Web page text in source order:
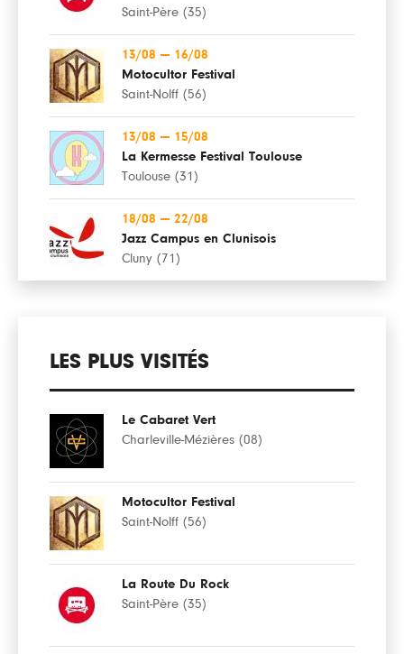
Saint-Père (35)
13/08 — 16/08
Motocultor Festival
Saint-Nolff (56)
13/08 — 15/08
La Kermesse Festival Toulouse
Toulouse (31)
18/08 — 22/08
Jazz Campus en Clunisois
Cluny (71)
LES PLUS VISITÉS
Le Cabaret Vert
Charleville-Mézières (08)
Motocultor Festival
Saint-Nolff (56)
La Route Du Rock
Saint-Père (35)